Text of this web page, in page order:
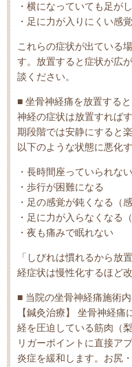
・横になっていても足が
・足に力が入りにくい感
これらの症状が出ている
す。放置すると症状が広
談ください。
■ 坐骨神経痛を放置する
神経の症状は放置すれば
期段階では安静にすると
以下のような状態に悪化
・長時間座っていられない
・歩行が困難になる
・足の感覚が鈍くなる（
・足に力が入らなくなる
・夜も痛みで眠れない
「しびれは慣れるから放
経症状は慢性化するほど
■ 当院の坐骨神経痛施術
【鍼灸治療】 坐骨神経
経を圧迫している筋肉（
リガーポイントに直接ア
炎症を緩和します。お尻